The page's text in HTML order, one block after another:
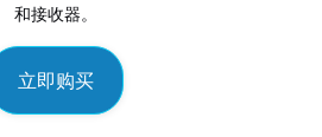
和接收器。
立即购买